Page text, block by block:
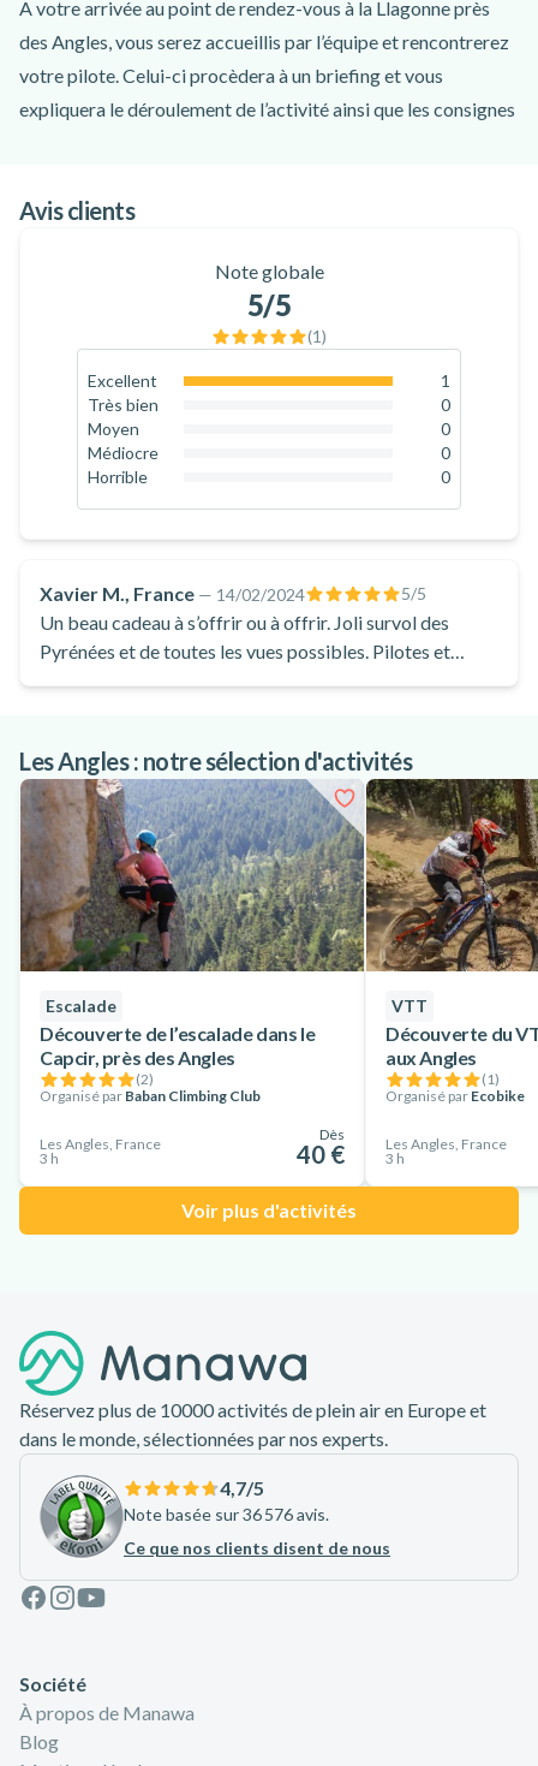
A votre arrivée au point de rendez-vous à la Llagonne près
des Angles, vous serez accueillis par l’équipe et rencontrerez
votre pilote. Celui-ci procèdera à un briefing et vous
expliquera le déroulement de l’activité ainsi que les consignes
Contemplez depuis les airs le Cambre d'Aze, montagne
Depuis La Llagonne, vous profiterez de 10min dans les airs
pour découvrir de magnifiques sites des Pyrénées Catalanes.
Admirez le vert des forêts, la beauté des sommets
montagneux ainsi que les stations et villages voisins depuis
l’hélicoptère, tout en écoutant les commentaires instructifs
de votre pilote.
Vous apercevrez notamment le lac des Bouillouses, les pics
Pérics, la vallée d’Angoustrine, le Mont-Louis, la station
Bolquère Pyrénées 2000, La Llagonne, La Quillane…
Profitez de magnifiques points de vue et de panoramas
uniques lors de ce vol de 10min en hélicoptère dans les
Pyrénées Catalanes !
N’hésitez-plus, prenez de l’altitude lors d’un vol en
Avis clients
Note globale
5/5
(1)
Excellent
1
Très bien
0
Moyen
0
Médiocre
0
Horrible
0
Xavier M., France — 14/02/2024 5/5
Un beau cadeau à s’offrir ou à offrir. Joli survol des
Pyrénées et de toutes les vues possibles. Pilotes et
Les Angles : notre sélection d'activités
Escalade
Découverte de l’escalade dans le
Capcir, près des Angles
(2)
Organisé par Baban Climbing Club
Les Angles, France
3 h
Dès
40 €
VTT
Découverte du
aux Angles
(1)
Organisé par Ecobike
Les Angles, France
3 h
Voir plus d'activités
Réservez plus de 10000 activités de plein air en Europe et
dans le monde, sélectionnées par nos experts.
4,7/5
Note basée sur 36 576 avis.
Ce que nos clients disent de nous
Facebook
Instagram
Youtube
Société
À propos de Manawa
Blog